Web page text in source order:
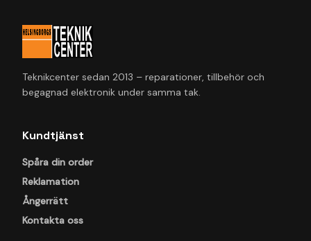
Teknikcenter sedan 2013 – reparationer, tillbehör och
begagnad elektronik under samma tak.
Kundtjänst
Spåra din order
Reklamation
Ångerrätt
Kontakta oss